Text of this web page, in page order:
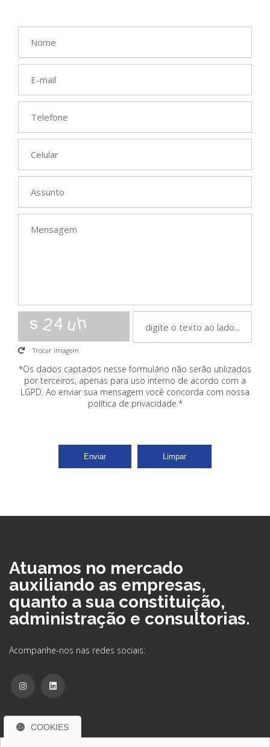
Trocar imagem
*Os dados captados nesse formulário não serão utilizados
por terceiros, apenas para uso interno de acordo com a
LGPD . Ao enviar sua mensagem você concorda com nossa
política de privacidade.*
Enviar Limpar
Atuamos no mercado
auxiliando as empresas,
quanto a sua constituição,
administração e consultorias.
Acompanhe-nos nas redes sociais:
Contate-nos
COOKIES